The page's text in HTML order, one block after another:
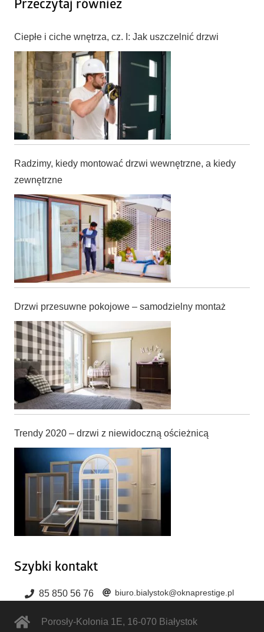
Przeczytaj również
Ciepłe i ciche wnętrza, cz. I: Jak uszczelnić drzwi
Radzimy, kiedy montować drzwi wewnętrzne, a kiedy
zewnętrzne
Drzwi przesuwne pokojowe – samodzielny montaż
Trendy 2020 – drzwi z niewidoczną ościeżnicą
Szybki kontakt
85 850 56 76 biuro.bialystok@oknaprestige.pl
Porosły-Kolonia 1E, 16-070 Białystok